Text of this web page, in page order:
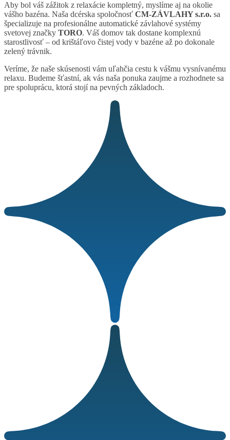
Aby bol váš zážitok z relaxácie kompletný, myslíme aj na okolie
vášho bazéna. Naša dcérska spoločnosť CM-ZÁVLAHY s.r.o. sa
špecializuje na profesionálne automatické závlahové systémy
svetovej značky TORO. Váš domov tak dostane komplexnú
starostlivosť – od krištáľovo čistej vody v bazéne až po dokonale
zelený trávnik.
Veríme, že naše skúsenosti vám uľahčia cestu k vášmu vysnívanému
relaxu. Budeme šťastní, ak vás naša ponuka zaujme a rozhodnete sa
pre spoluprácu, ktorá stojí na pevných základoch.